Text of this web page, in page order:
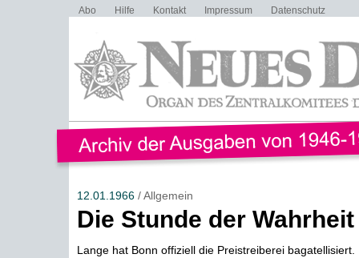
Abo Hilfe Kontakt Impressum Datenschutz
12.01.1966/ Allgemein
Die Stunde der Wahrheit
Lange hat Bonn offiziell die Preistreiberei